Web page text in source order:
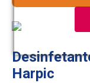
Harpic